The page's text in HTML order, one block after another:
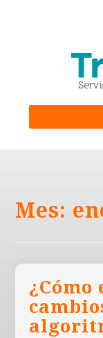
Mes: